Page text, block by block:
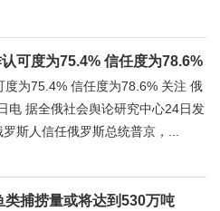
可度为75.4% 信任度为78.6%
度为75.4% 信任度为78.6% 关注 俄
电 据全俄社会舆论研究中心24日发
斯人信任俄罗斯总统普京，...
捕捞量或将达到530万吨